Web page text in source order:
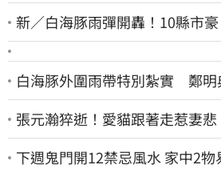
新／白海豚雨彈開轟！10縣市
白海豚外圍雨帶特別紮實 鄭明
張元瀚猝逝！愛貓跟著走惹妻悲
下週鬼門開12禁忌風水 家中2物